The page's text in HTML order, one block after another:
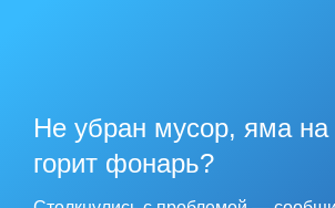
Не убран мусор, яма на
горит фонарь?